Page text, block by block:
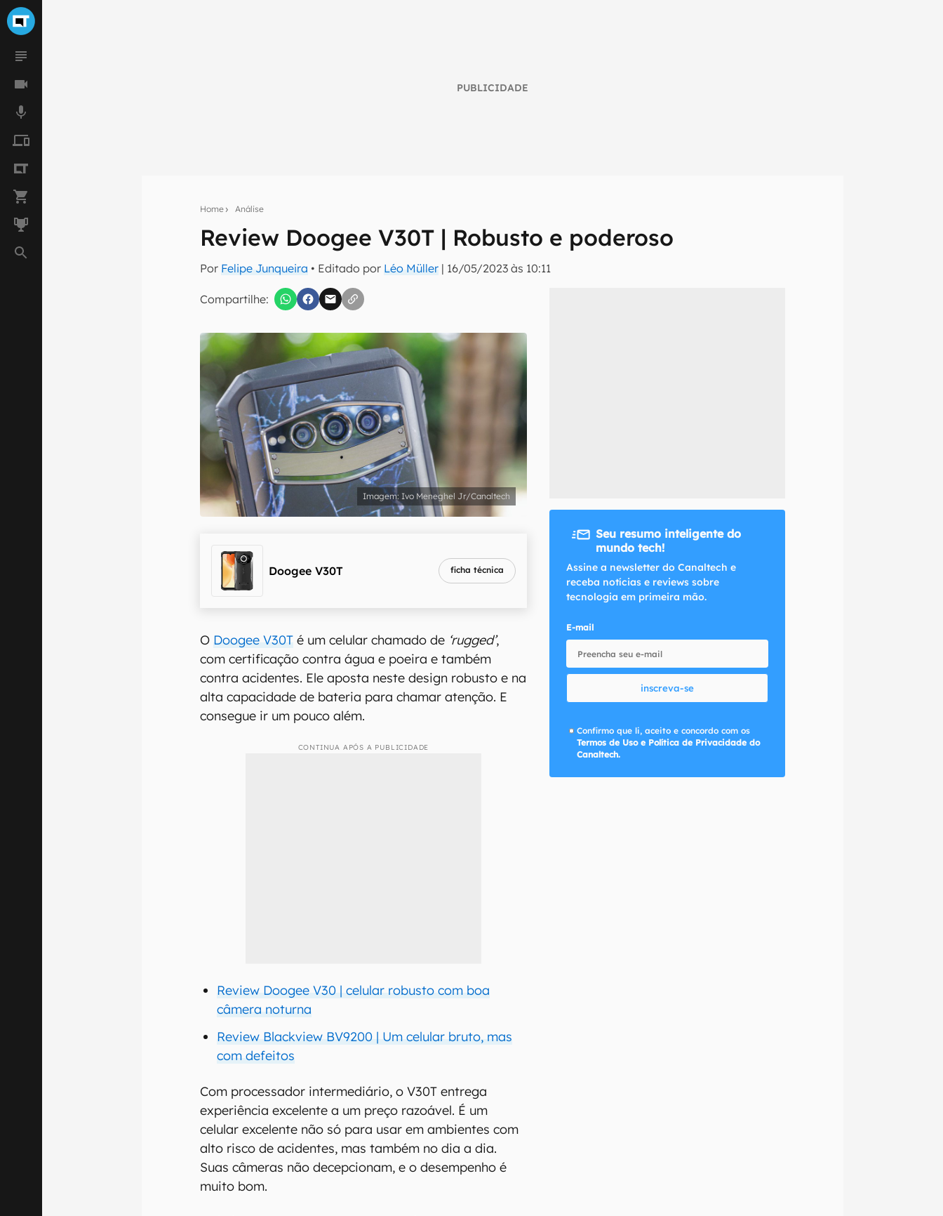
PUBLICIDADE
Home Análise
Review Doogee V30T | Robusto e poderoso
Por Felipe Junqueira • Editado por Léo Müller | 16/05/2023 às 10:11
Compartilhe:
Seu resumo inteligente do mundo tech!
Assine a newsletter do Canaltech e receba notícias e reviews sobre tecnologia em primeira
Confirmo que li, aceito e concordo com os Termos de Uso e Política de Privacidade do Canaltech.
Ivo Meneghel Jr/Canaltech
Doogee V30T ficha técnica
O Doogee V30T é um celular chamado de ‘rugged’,
com certificação contra água e poeira e também
contra acidentes. Ele aposta neste design robusto e na
alta capacidade de bateria para chamar atenção. E
consegue ir um pouco além.
CONTINUA APÓS A PUBLICIDADE
Review Doogee V30 | celular robusto com boa
câmera noturna
Review Blackview BV9200 | Um celular bruto, mas
com defeitos
Com processador intermediário, o V30T entrega
experiência excelente a um preço razoável. É um
celular excelente não só para usar em ambientes com
alto risco de acidentes, mas também no dia a dia.
Suas câmeras não decepcionam, e o desempenho é
muito bom.
Seu resumo inteligente do
mundo tech!
Assine a newsletter do Canaltech e
receba notícias e reviews sobre
tecnologia em primeira mão.
E-mail
inscreva-se
Confirmo que li, aceito e concordo com os
Termos de Uso e Política de Privacidade do
Canaltech.